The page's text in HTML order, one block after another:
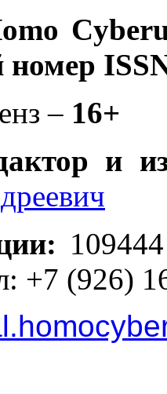
– 16+
и
:
+7 (926)